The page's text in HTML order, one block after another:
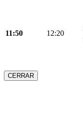
11:50 12:20
CERRAR